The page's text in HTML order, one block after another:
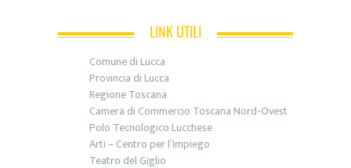
LINK UTILI
Comune di Lucca
Provincia di Lucca
Regione Toscana
Camera di Commercio Toscana Nord-Ovest
Polo Tecnologico Lucchese
Arti – Centro per l’Impiego
Teatro del Giglio